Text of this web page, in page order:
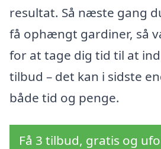
resultat. Så næste gang
få ophængt gardiner, så
for at tage dig tid til at
tilbud – det kan i sidste
både tid og penge.
Få 3 tilbud, gratis og